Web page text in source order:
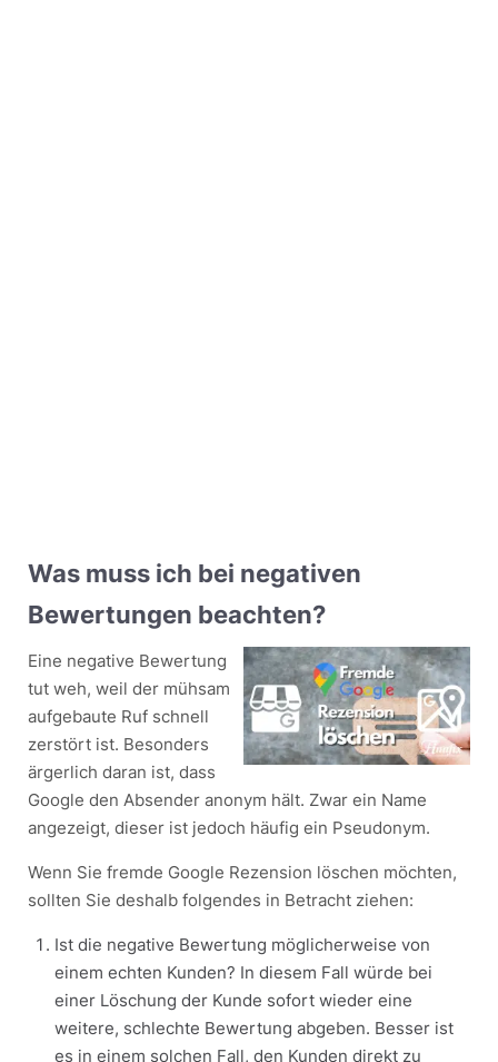
Was muss ich bei negativen
Bewertungen beachten?
Eine negative Bewertung
tut weh, weil der mühsam
aufgebaute Ruf schnell
zerstört ist. Besonders
ärgerlich daran ist, dass
Google den Absender anonym hält. Zwar ein Name
angezeigt, dieser ist jedoch häufig ein Pseudonym.
Wenn Sie fremde Google Rezension löschen möchten,
sollten Sie deshalb folgendes in Betracht ziehen:
Ist die negative Bewertung möglicherweise von
einem echten Kunden? In diesem Fall würde bei
einer Löschung der Kunde sofort wieder eine
weitere, schlechte Bewertung abgeben. Besser ist
es in einem solchen Fall, den Kunden direkt zu